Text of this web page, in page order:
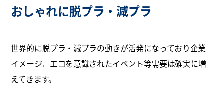
おしゃれに脱プラ・減プラ
世界的に脱プラ・減プラの動きが活発になっており企業
イメージ、エコを意識されたイベント等需要は確実に増
えてきます。